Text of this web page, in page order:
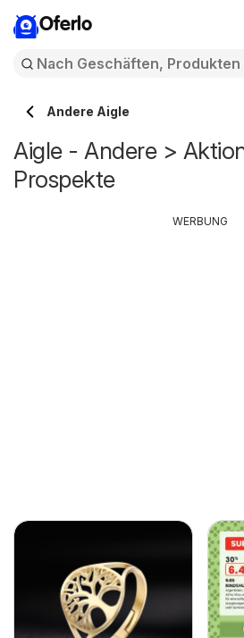
Oferlo
Andere Aigle
Aigle - Andere >
Prospekte
WERBUNG